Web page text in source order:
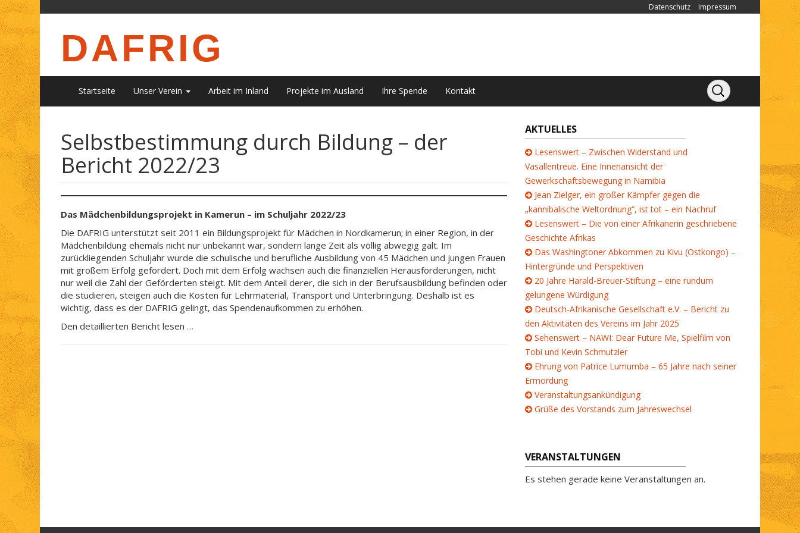
Datenschutz Impressum
DAFRIG
Startseite Unser Verein Arbeit im Inland Projekte im Ausland Ihre Spende Kontakt
Selbstbestimmung durch Bildung – der
Bericht 2022/23
Das Mädchenbildungsprojekt in Kamerun – im Schuljahr 2022/23
Die DAFRIG unterstützt seit 2011 ein Bildungsprojekt für Mädchen in Nord­kamerun; in einer Region, in der
Mädchenbildung ehemals nicht nur unbekannt war, sondern lange Zeit als völlig abwegig galt. Im
zurückliegenden Schuljahr wurde die schulische und berufliche Ausbildung von 45 Mädchen und jungen Frauen
mit großem Erfolg gefördert. Doch mit dem Erfolg wachsen auch die finanziellen Herausforderungen, nicht
nur weil die Zahl der Geförderten steigt. Mit dem Anteil derer, die sich in der Berufsausbildung befinden oder
die studieren, steigen auch die Kosten für Lehrmaterial, Transport und Unterbringung. Deshalb ist es
wichtig, dass es der DAFRIG gelingt, das Spendenaufkommen zu erhöhen.
Den detaillierten Bericht lesen …
AKTUELLES
Lesenswert – Zwischen Widerstand und
Vasallentreue. Eine Innenansicht der
Gewerkschaftsbewegung in Namibia
Jean Zielger, ein großer Kämpfer gegen die
„kannibalische Weltordnung“, ist tot – ein Nachruf
Lesenswert – Die von einer Afrikanerin geschriebene
Geschichte Afrikas
Das Washingtoner Abkommen zu Kivu (Ostkongo) –
Hintergründe und Perspektiven
20 Jahre Harald-Breuer-Stiftung – eine rundum
gelungene Würdigung
Deutsch-Afrikanische Gesellschaft e.V. – Bericht zu
den Aktivitäten des Vereins im Jahr 2025
Sehenswert – NAWI: Dear Future Me, Spielfilm von
Tobi und Kevin Schmutzler
Ehrung von Patrice Lumumba – 65 Jahre nach seiner
Ermordung
Veranstaltungsankündigung
Grüße des Vorstands zum Jahreswechsel
VERANSTALTUNGEN
Es stehen gerade keine Veranstaltungen an.